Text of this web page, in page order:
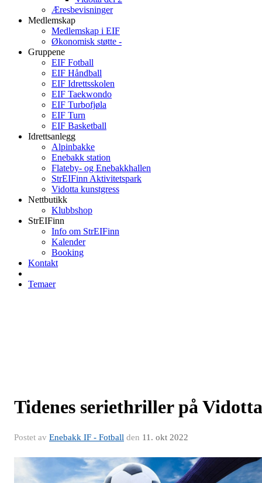
Æresbevisninger
Medlemskap
Medlemskap i EIF
Økonomisk støtte -
Gruppene
EIF Fotball
EIF Håndball
EIF Idrettsskolen
EIF Taekwondo
EIF Turbofjøla
EIF Turn
EIF Basketball
Idrettsanlegg
Alpinbakke
Enebakk station
Flateby- og Enebakkhallen
StrEIFinn Aktivitetspark
Vidotta kunstgress
Nettbutikk
Klubbshop
StrEIFinn
Info om StrEIFinn
Kalender
Booking
Kontakt
Temaer
Tidenes seriethriller på Vidotta
Postet av Enebakk IF - Fotball den 11. okt 2022